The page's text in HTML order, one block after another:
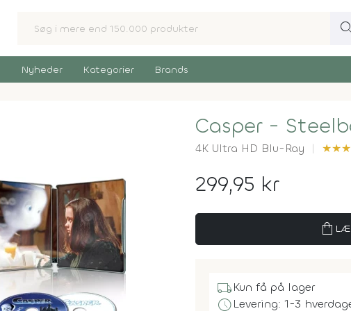
Nyheder Kategorier Brands
Casper -
4K Ultra HD Blu-Ray ★★★
299,95 kr
shopping_bag
local_shippingKun få på lager
scheduleLevering: 1-3